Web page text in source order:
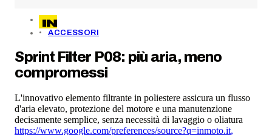
ACCESSORI
Sprint Filter P08: più aria, meno
compromessi
L'innovativo elemento filtrante in poliestere assicura un flusso
d'aria elevato, protezione del motore e una manutenzione
decisamente semplice, senza necessità di lavaggio o oliatura
https://www.google.com/preferences/source?q=inmoto.it,